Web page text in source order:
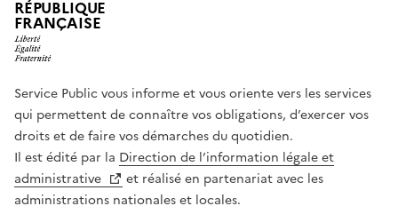
RÉPUBLIQUE
FRANÇAISE
Service Public vous informe et vous oriente vers les services
qui permettent de connaître vos obligations, d’exercer vos
droits et de faire vos démarches du quotidien.
Il est édité par la Direction de l’information légale et
administrative
et réalisé en partenariat avec les
administrations nationales et locales.